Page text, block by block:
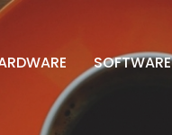
SOFTWARE